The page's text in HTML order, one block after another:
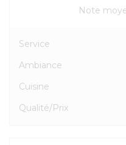
Note
Service
Ambiance
Cuisine
Qualité/Prix